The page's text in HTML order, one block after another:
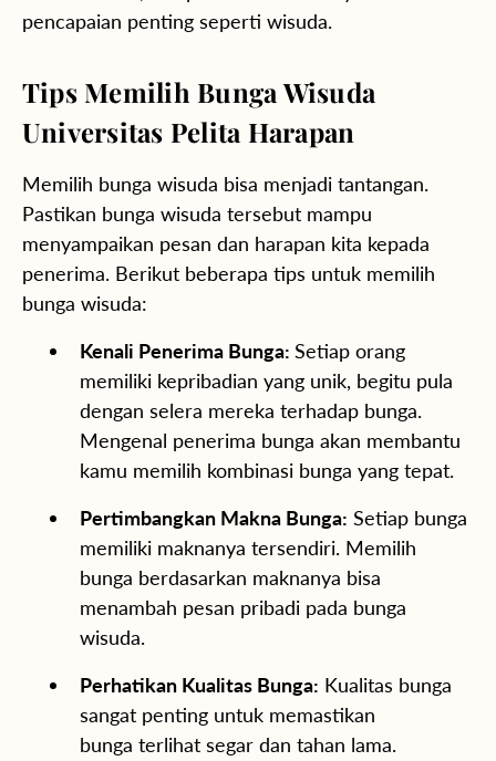
pencapaian penting seperti wisuda.
Tips Memilih Bunga Wisuda
Universitas Pelita Harapan
Memilih bunga wisuda bisa menjadi tantangan.
Pastikan bunga wisuda tersebut mampu
menyampaikan pesan dan harapan kita kepada
penerima. Berikut beberapa tips untuk memilih
bunga wisuda:
Kenali Penerima Bunga: Setiap orang
memiliki kepribadian yang unik, begitu pula
dengan selera mereka terhadap bunga.
Mengenal penerima bunga akan membantu
kamu memilih kombinasi bunga yang tepat.
Pertimbangkan Makna Bunga: Setiap bunga
memiliki maknanya tersendiri. Memilih
bunga berdasarkan maknanya bisa
menambah pesan pribadi pada bunga
wisuda.
Perhatikan Kualitas Bunga: Kualitas bunga
sangat penting untuk memastikan
bunga terlihat segar dan tahan lama.